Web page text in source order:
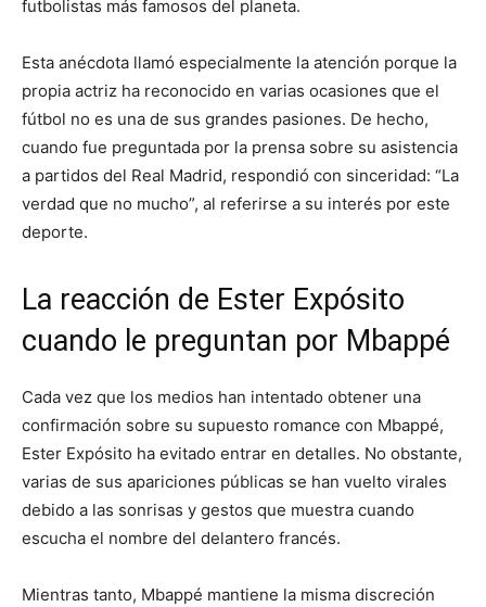
futbolistas más famosos del planeta.
Esta anécdota llamó especialmente la atención porque la
propia actriz ha reconocido en varias ocasiones que el
fútbol no es una de sus grandes pasiones. De hecho,
cuando fue preguntada por la prensa sobre su asistencia
a partidos del Real Madrid, respondió con sinceridad: “La
verdad que no mucho”, al referirse a su interés por este
deporte.
La reacción de Ester Expósito
cuando le preguntan por Mbappé
Cada vez que los medios han intentado obtener una
confirmación sobre su supuesto romance con Mbappé,
Ester Expósito ha evitado entrar en detalles. No obstante,
varias de sus apariciones públicas se han vuelto virales
debido a las sonrisas y gestos que muestra cuando
escucha el nombre del delantero francés.
Mientras tanto, Mbappé mantiene la misma discreción